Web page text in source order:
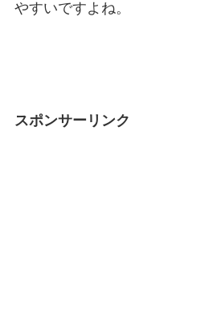
やすいですよね。
スポンサーリンク